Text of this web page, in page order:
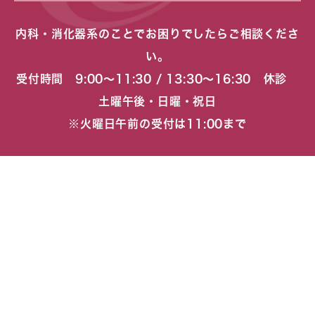
内科・消化器系のことでお困りでしたらご相談くださ
い。
受付時間 9:00〜11:30 / 13:30〜16:30 休診
土曜午後・日曜・祝日
※火曜日午前の受付は11:00まで